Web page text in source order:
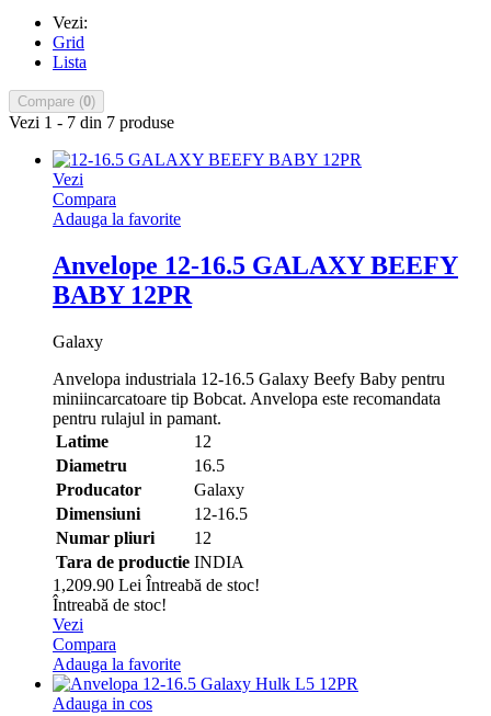
Vezi:
Grid
Lista
Compare (0)
Vezi 1 - 7 din 7 produse
Vezi
Compara
Adauga la favorite
Anvelope 12-16.5 GALAXY BEEFY
BABY 12PR
Galaxy
Anvelopa industriala 12-16.5 Galaxy Beefy Baby pentru
miniincarcatoare tip Bobcat. Anvelopa este recomandata
pentru rulajul in pamant.
Latime
12
Diametru
16.5
Producator
Galaxy
Dimensiuni
12-16.5
Numar pliuri
12
Tara de productie INDIA
1,209.90 Lei Întreabă de stoc!
Întreabă de stoc!
Vezi
Compara
Adauga la favorite
Adauga in cos